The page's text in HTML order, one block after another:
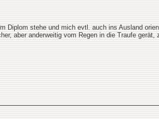
Diplom stehe und mich evtl. auch ins Ausland
aber anderweitig vom Regen in die Traufe gerät,